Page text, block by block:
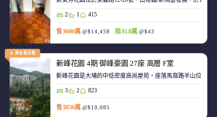
2 1 415
售 $600萬 @$14,458 租 $1.8萬 @$43
黃金置頂盤
新峰花園 4期 御峰豪園 27座 高層 F室
新峰花園是大埔的中低密度高尚屋苑，座落馬窩路半山位置
3 2 823
售 $830萬 @$10,085